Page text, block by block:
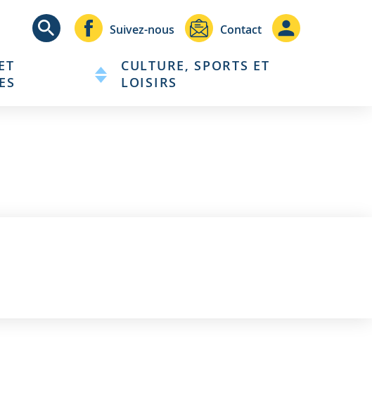
Header
-
Communication
Suivez-nous Contact
Header
-
CULTURE, SPORTS ET
LOISIRS